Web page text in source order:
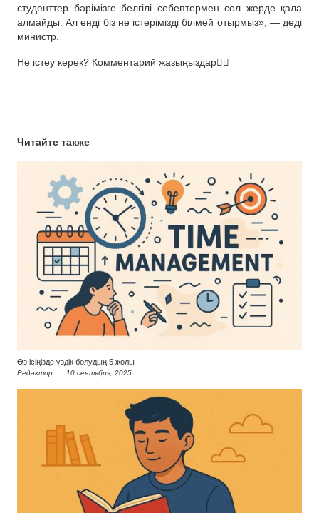
студенттер бәрімізге белгілі себептермен сол жерде қала
алмайды. Ал енді біз не істерімізді білмей отырмыз», — деді
министр.
Не істеу керек? Комментарий жазыңыздар👇🏻
Читайте также
Өз ісіңізде үздік болудың 5 жолы
Редактор 10 сентября, 2025